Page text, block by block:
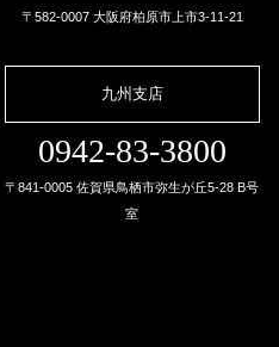
〒582-0007 大阪府柏原市上市3-11-21
九州支店
0942-83-3800
〒841-0005 佐賀県鳥栖市弥生が丘5-28 B号
室